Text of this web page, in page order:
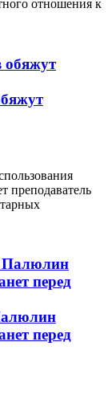
отношения к
преподаватель
перед